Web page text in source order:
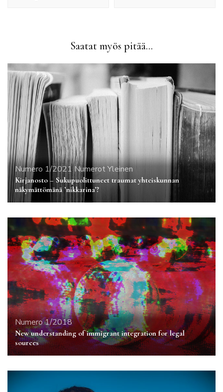
Saatat myös pitää...
Numero 1/2021 NumerotYleinen
Kirjanosto – Sukupuolittuneet traumat yhteiskunnan
näkymättömänä ’nikkarina’?
Numero 1/2018
New understanding of immigrant integration for legal
sources